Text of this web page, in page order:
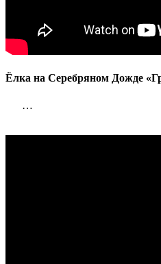
Ёлка на Серебряном Дожде
…